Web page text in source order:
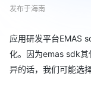
发布于海南
应用研发平台EMAS
化。因为emas sdk其
异的话，我们可能选